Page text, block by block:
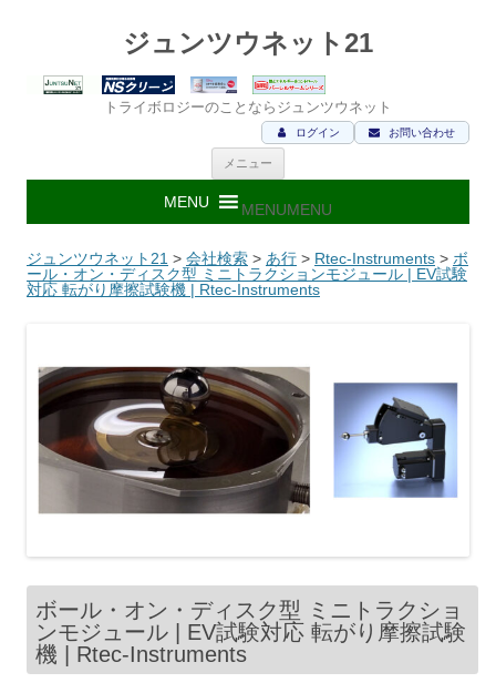
ジュンツウネット21
トライボロジーのことならジュンツウネット
お問い合わせ
ログイン
メニュー
ン
ツ
ス
キ
ッ
プ
MENUMENU
ジュンツウネット21 > 会社検索 > あ行 > Rtec-Instruments > ボ
ール・オン・ディスク型 ミニトラクションモジュール | EV試験
対応 転がり摩擦試験機 | Rtec-Instruments
ボール・オン・ディスク型 ミニトラクショ
ンモジュール | EV試験対応 転がり摩擦試験
機 | Rtec-Instruments